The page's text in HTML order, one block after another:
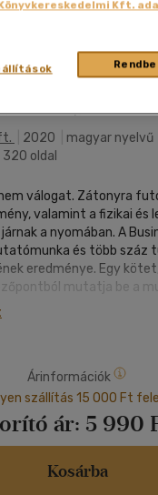
2020 magyar nyelvű
320 oldal
válogat. Zátonyra
valamint a fizikai és
a nyomában. A
és több száz
eredménye. Egy
mutatja be a
annak
Bence Péter, a
konferenciákon. A PPKE-n
tanulmányait az
nagy sikerű Eredmények
több ezren
sikeres üzletemberek
mint például: Dr. Beck
Árinformációk
szállítás 15 000 Ft
ár: 5 990
Kosárba
Kft.